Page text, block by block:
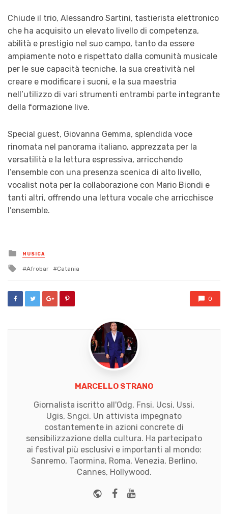
Chiude il trio, Alessandro Sartini, tastierista elettronico
che ha acquisito un elevato livello di competenza,
abilità e prestigio nel suo campo, tanto da essere
ampiamente noto e rispettato dalla comunità musicale
per le sue capacità tecniche, la sua creatività nel
creare e modificare i suoni, e la sua maestria
nell’utilizzo di vari strumenti entrambi parte integrante
della formazione live.
Special guest, Giovanna Gemma, splendida voce
rinomata nel panorama italiano, apprezzata per la
versatilità e la lettura espressiva, arricchendo
l’ensemble con una presenza scenica di alto livello,
vocalist nota per la collaborazione con Mario Biondi e
tanti altri, offrendo una lettura vocale che arricchisce
l’ensemble.
Posted
in
MUSICA
Tagged
Afrobar Catania
0
MARCELLO STRANO
Giornalista iscritto all'Odg, Fnsi, Ucsi, Ussi,
Ugis, Sngci. Un attivista impegnato
costantemente in azioni concrete di
sensibilizzazione della cultura. Ha partecipato
ai festival più esclusivi e importanti al mondo:
Sanremo, Taormina, Roma, Venezia, Berlino,
Cannes, Hollywood.
Website
Facebook
Youtube